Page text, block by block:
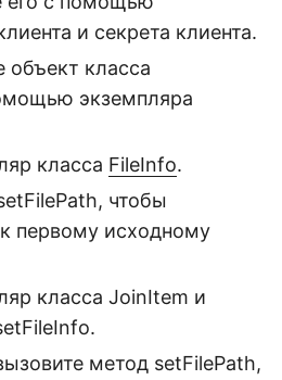
и секрета клиента.
объект класса
экземпляра
класса FileInfo.
чтобы
первому исходному
класса JoinItem и
метод setFilePath,